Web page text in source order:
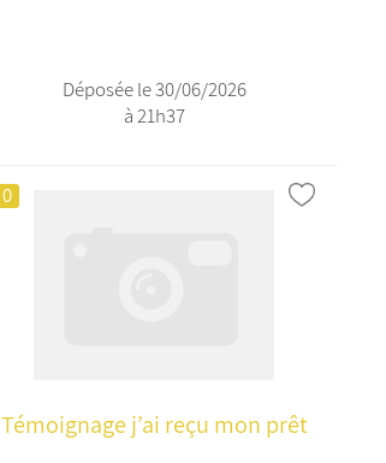
Déposée le 30/06/2026
à 21h37
0
Témoignage j’ai reçu mon prêt